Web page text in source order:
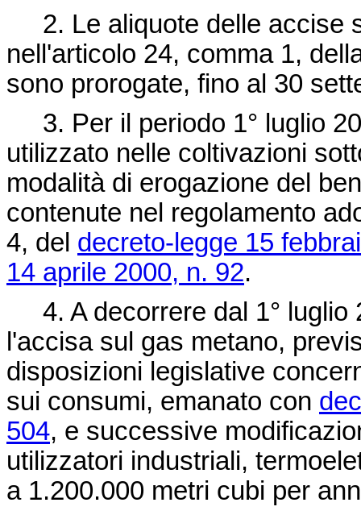
2. Le aliquote delle accise
nell'articolo 24, comma 1,
sono prorogate, fino al 30
3. Per il periodo 1° luglio
utilizzato nelle coltivazioni
modalità di erogazione del
contenute nel regolamento
4, del decreto-legge 15
14 aprile 2000, n. 92.
4. A decorrere dal 1° luglio
l'accisa sul gas metano,
disposizioni legislative
sui consumi, emanato con
504, e successive
utilizzatori industriali,
a 1.200.000 metri cubi per